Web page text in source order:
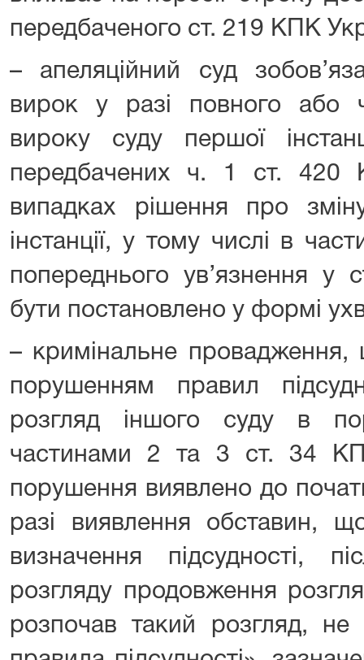
передбаченого ст. 219 КПК
– апеляційний суд
вирок у разі повного або
вироку суду першої
передбачених ч. 1 ст. 420
випадках рішення про
інстанції, у тому числі в
попереднього ув’язнення у
бути постановлено у формі
– кримінальне
порушенням правил
розгляд іншого суду в
частинами 2 та 3 ст. 34
порушення виявлено до
разі виявлення обставин,
визначення підсудності,
розгляду продовження
розпочав такий розгляд, не